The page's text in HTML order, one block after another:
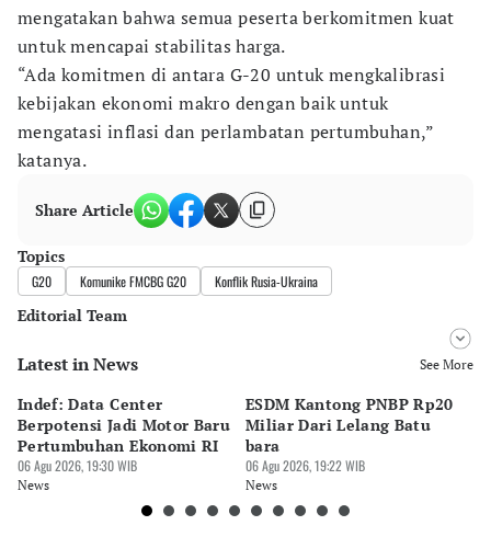
mengatakan bahwa semua peserta berkomitmen kuat
untuk mencapai stabilitas harga.
“Ada komitmen di antara G-20 untuk mengkalibrasi
kebijakan ekonomi makro dengan baik untuk
mengatasi inflasi dan perlambatan pertumbuhan,”
katanya.
Share Article
Topics
G20 Komunike FMCBG G20 Konflik Rusia-Ukraina
Editorial Team
Editor
Editor
Ekarina .
Latest in News See More
Indef: Data Center
Berpotensi Jadi Motor Baru
Pertumbuhan Ekonomi RI
06 Agu 2026, 19:30 WIB
News
ESDM Kantong PNBP Rp20
Miliar Dari Lelang Batu
bara
06 Agu 2026, 19:22 WIB
News